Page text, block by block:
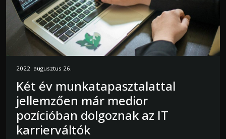
2022. augusztus 26.
Két év munkatapasztalattal
jellemzően már medior
pozícióban dolgoznak az IT
karrierváltók